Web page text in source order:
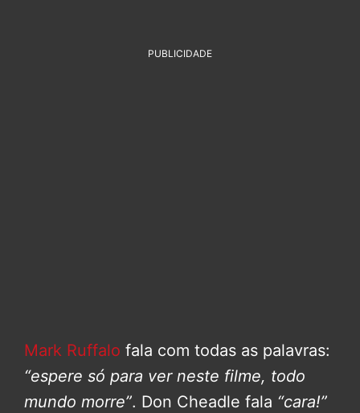
PUBLICIDADE
Mark Ruffalo fala com todas as palavras:
“espere só para ver neste filme, todo
mundo morre”. Don Cheadle fala “cara!”